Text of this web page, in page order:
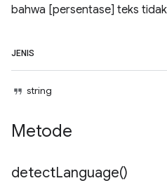
bahwa [persentase] teks
JENIS
string
Metode
detectLanguage()